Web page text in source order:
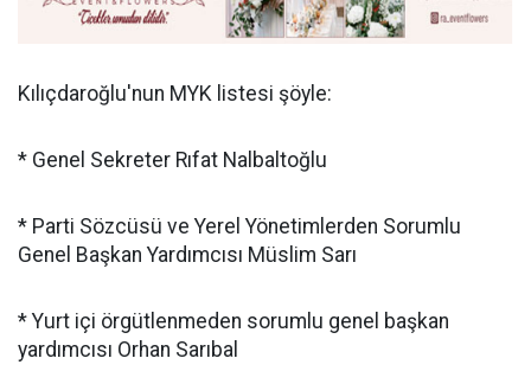
Kılıçdaroğlu'nun MYK listesi şöyle:
* Genel Sekreter Rıfat Nalbaltoğlu
* Parti Sözcüsü ve Yerel Yönetimlerden Sorumlu
Genel Başkan Yardımcısı Müslim Sarı
* Yurt içi örgütlenmeden sorumlu genel başkan
yardımcısı Orhan Sarıbal